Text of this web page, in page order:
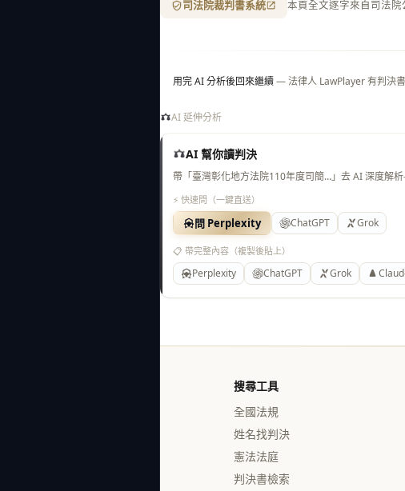
司法院裁判書系統 本頁全文逐字來自司法院
用完 AI 分析後回來繼續— 法律人 LawPlayer 有判決
AI 延伸分析
AI 幫你讀判決
帶「臺灣彰化地方法院110年度司簡…」去 AI 深度解
⚡ 快速問（一鍵直送）
問 Perplexity ChatGPT Grok
📋 帶完整內容（複製後貼上）
Perplexity ChatGPT Grok
搜尋工具
全國法規
姓名找判決
憲法法庭
判決書檢索